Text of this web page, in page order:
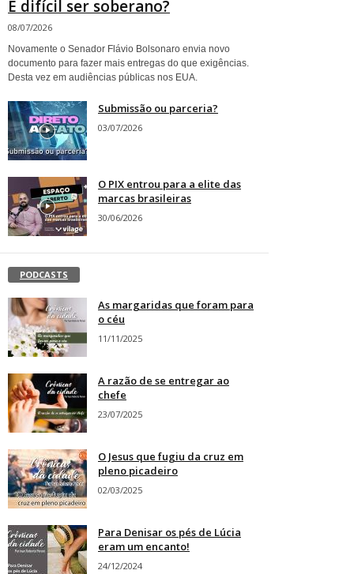
É difícil ser soberano?
08/07/2026
Novamente o Senador Flávio Bolsonaro envia novo
documento para fazer mais entregas do que exigências.
Desta vez em audiências públicas nos EUA.
Submissão ou parceria?
03/07/2026
O PIX entrou para a elite das
marcas brasileiras
30/06/2026
PODCASTS
As margaridas que foram para
o céu
11/11/2025
A razão de se entregar ao
chefe
23/07/2025
O Jesus que fugiu da cruz em
pleno picadeiro
02/03/2025
Para Denisar os pés de Lúcia
eram um encanto!
24/12/2024